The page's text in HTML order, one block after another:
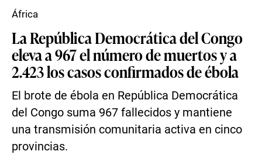
La República Democrática del Congo
eleva a 967 el número de muertos y a
2.423 los casos confirmados de ébola
El brote de ébola en República Democrática
del Congo suma 967 fallecidos y mantiene
una transmisión comunitaria activa en cinco
provincias.
África